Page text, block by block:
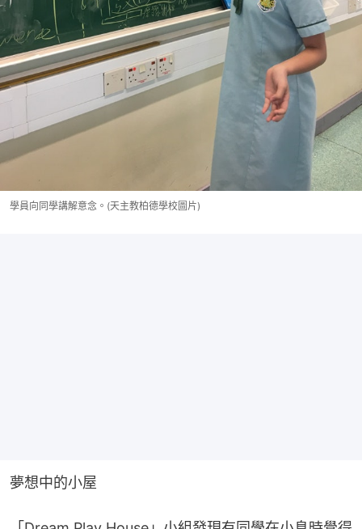
學員向同學講解意念。(天主教柏德學校圖片)
夢想中的小屋